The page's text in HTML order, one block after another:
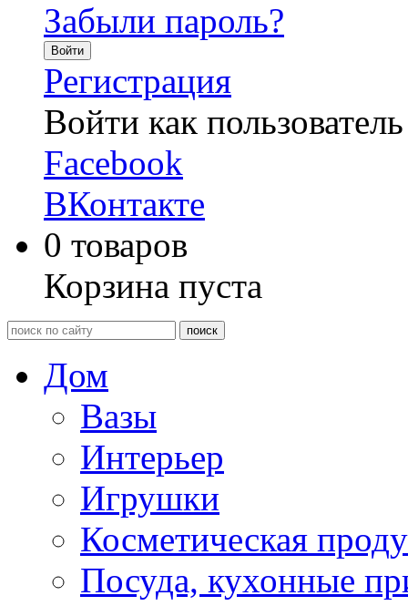
Забыли пароль?
Войти
Регистрация
Войти как пользователь
Facebook
ВКонтакте
0 товаров
Корзина пуста
Дом
Вазы
Интерьер
Игрушки
Косметическая
Посуда, кухонные